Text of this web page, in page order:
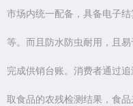
市场内统一配备，具备电子
等。而且防水防虫耐用，且
完成供销台账。消费者通过
取食品的农残检测结果，食